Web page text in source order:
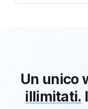
Un unico
illimitati.